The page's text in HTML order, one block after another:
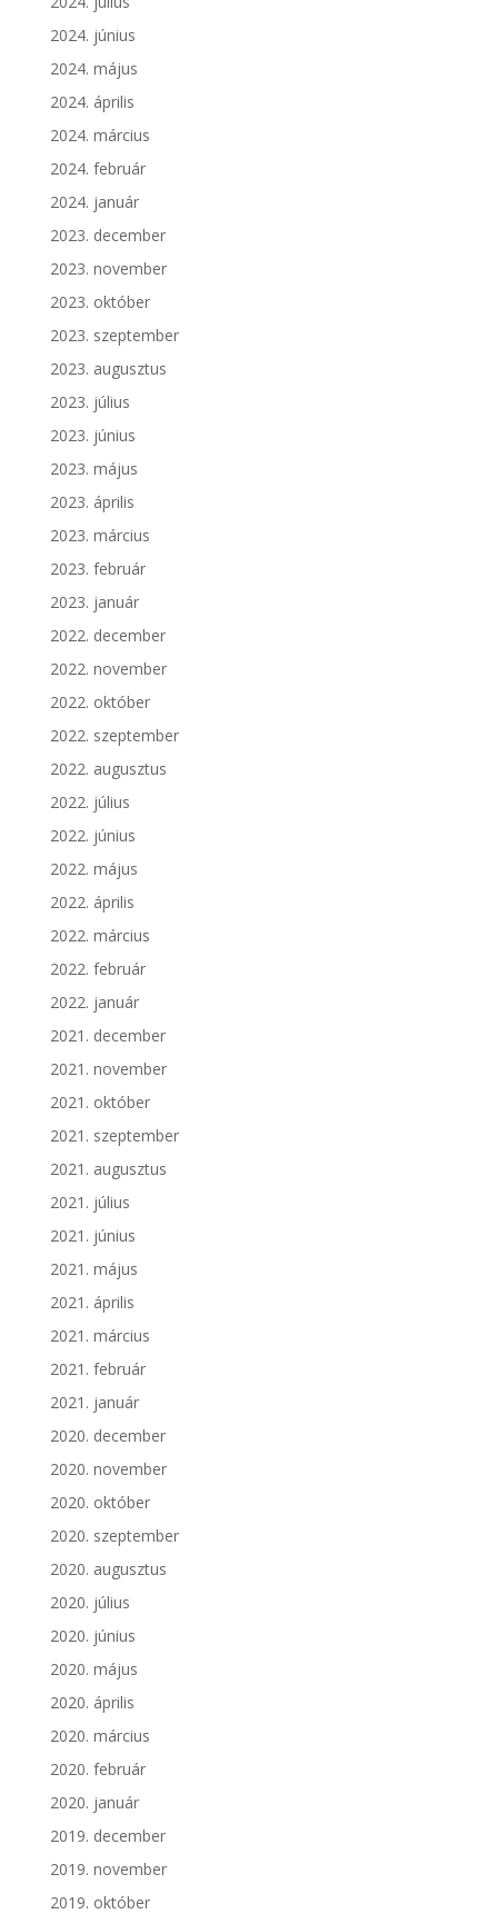
2024. június
2024. május
2024. április
2024. március
2024. február
2024. január
2023. december
2023. november
2023. október
2023. szeptember
2023. augusztus
2023. július
2023. június
2023. május
2023. április
2023. március
2023. február
2023. január
2022. december
2022. november
2022. október
2022. szeptember
2022. augusztus
2022. július
2022. június
2022. május
2022. április
2022. március
2022. február
2022. január
2021. december
2021. november
2021. október
2021. szeptember
2021. augusztus
2021. július
2021. június
2021. május
2021. április
2021. március
2021. február
2021. január
2020. december
2020. november
2020. október
2020. szeptember
2020. augusztus
2020. július
2020. június
2020. május
2020. április
2020. március
2020. február
2020. január
2019. december
2019. november
2019. október